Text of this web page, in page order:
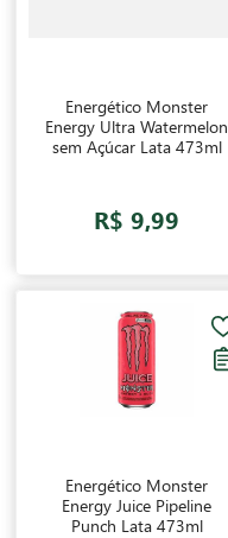
Energético Monster
Energy Ultra Watermelon
sem Açúcar Lata 473ml
R$ 9,99
Energético Monster
Energy Juice Pipeline
Punch Lata 473ml